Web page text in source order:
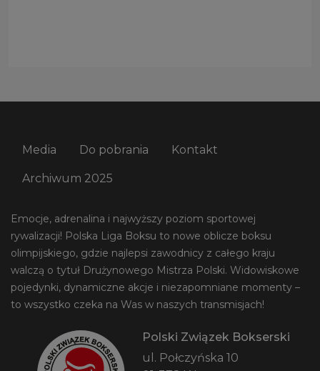
Media Do pobrania Kontakt
Archiwum 2025
Emocje, adrenalina i najwyższy poziom sportowej
rywalizacji! Polska Liga Boksu to nowe oblicze boksu
olimpijskiego, gdzie najlepsi zawodnicy z całego kraju
walczą o tytuł Drużynowego Mistrza Polski. Widowiskowe
pojedynki, dynamiczne akcje i niezapomniane momenty –
to wszystko czeka na Was w naszych transmisjach!
Polski Związek Bokserski
ul. Połczyńska 10